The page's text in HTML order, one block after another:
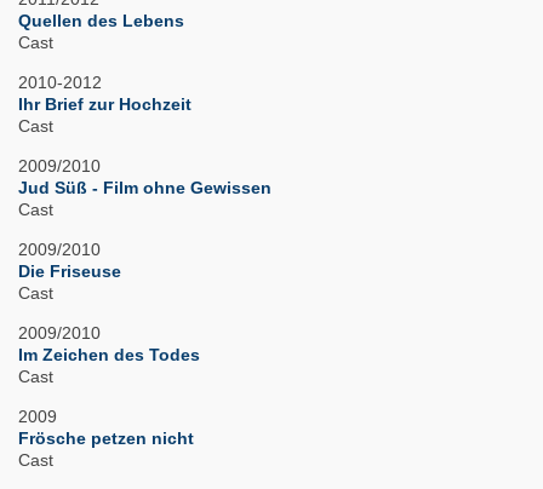
Quellen des Lebens
Cast
2010-2012
Ihr Brief zur Hochzeit
Cast
2009/2010
Jud Süß - Film ohne Gewissen
Cast
2009/2010
Die Friseuse
Cast
2009/2010
Im Zeichen des Todes
Cast
2009
Frösche petzen nicht
Cast